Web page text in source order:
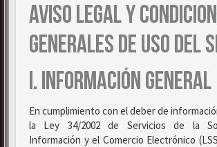
AVISO LEGAL Y
GENERALES DE USO DEL
I. INFORMACIÓN GENERAL
En cumplimiento con el deber de
la Ley 34/2002 de Servicios de la
Información y el Comercio Electrónico